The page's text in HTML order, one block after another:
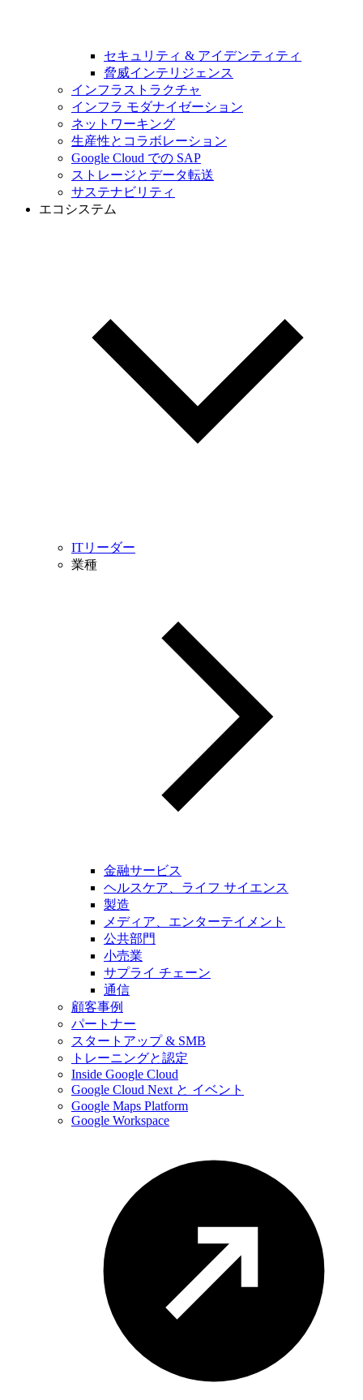
セキュリティ & アイデンティティ
脅威インテリジェンス
インフラストラクチャ
インフラ モダナイゼーション
ネットワーキング
生産性とコラボレーション
Google Cloud での SAP
ストレージとデータ転送
サステナビリティ
エコシステム
ITリーダー
業種
金融サービス
ヘルスケア、ライフ サイエンス
製造
メディア、エンターテイメント
公共部門
小売業
サプライ チェーン
通信
顧客事例
パートナー
スタートアップ & SMB
トレーニングと認定
Inside Google Cloud
Google Cloud Next と イベント
Google Maps Platform
Google Workspace